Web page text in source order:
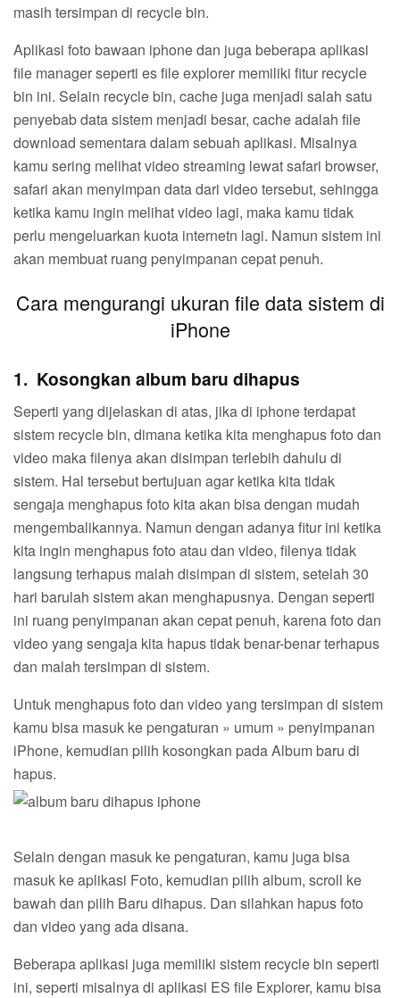
masih tersimpan di recycle bin.
Aplikasi foto bawaan iphone dan juga beberapa aplikasi
file manager seperti es file explorer memiliki fitur recycle
bin ini. Selain recycle bin, cache juga menjadi salah satu
penyebab data sistem menjadi besar, cache adalah file
download sementara dalam sebuah aplikasi. Misalnya
kamu sering melihat video streaming lewat safari browser,
safari akan menyimpan data dari video tersebut, sehingga
ketika kamu ingin melihat video lagi, maka kamu tidak
perlu mengeluarkan kuota internetn lagi. Namun sistem ini
akan membuat ruang penyimpanan cepat penuh.
Cara mengurangi ukuran file data sistem di
iPhone
1. Kosongkan album baru dihapus
Seperti yang dijelaskan di atas, jika di iphone terdapat
sistem recycle bin, dimana ketika kita menghapus foto dan
video maka filenya akan disimpan terlebih dahulu di
sistem. Hal tersebut bertujuan agar ketika kita tidak
sengaja menghapus foto kita akan bisa dengan mudah
mengembalikannya. Namun dengan adanya fitur ini ketika
kita ingin menghapus foto atau dan video, filenya tidak
langsung terhapus malah disimpan di sistem, setelah 30
hari barulah sistem akan menghapusnya. Dengan seperti
ini ruang penyimpanan akan cepat penuh, karena foto dan
video yang sengaja kita hapus tidak benar-benar terhapus
dan malah tersimpan di sistem.
Untuk menghapus foto dan video yang tersimpan di sistem
kamu bisa masuk ke pengaturan » umum » penyimpanan
iPhone, kemudian pilih kosongkan pada Album baru di
hapus.
Selain dengan masuk ke pengaturan, kamu juga bisa
masuk ke aplikasi Foto, kemudian pilih album, scroll ke
bawah dan pilih Baru dihapus. Dan silahkan hapus foto
dan video yang ada disana.
Beberapa aplikasi juga memiliki sistem recycle bin seperti
ini, seperti misalnya di aplikasi ES file Explorer, kamu bisa